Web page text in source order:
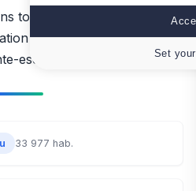
toutes les communes du
et l'entretien de votre
escalier
33 977 hab.
Set